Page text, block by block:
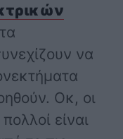
να
Οκ, οι
είναι